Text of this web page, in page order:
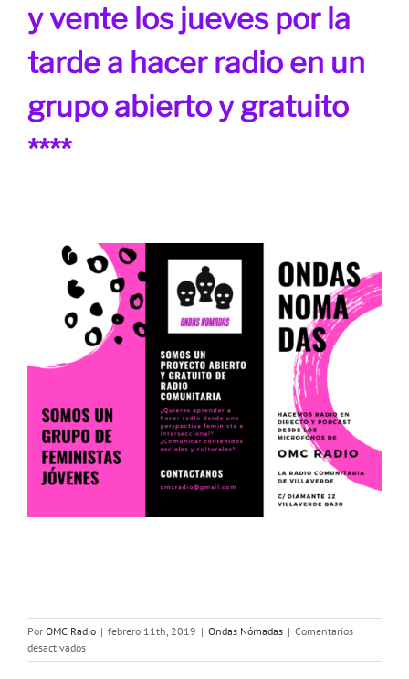
y vente los jueves por la
tarde a hacer radio en un
grupo abierto y gratuito
****
Por OMC Radio | febrero 11th, 2019 | Ondas Nómadas | Comentarios
desactivadosen
@ondasnomadas: